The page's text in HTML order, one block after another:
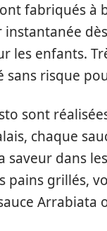
fabriqués à
les enfants.
sans risque
sont
chaque
dans
pains grillés,
Arrabiata